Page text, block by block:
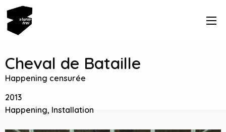
Cheval de Bataille
Happening censurée
2013
Happening, Installation